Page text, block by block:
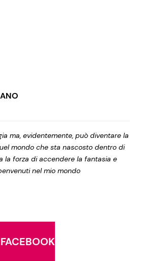
ma, evidentemente, può diventare la
mondo che sta nascosto dentro di
la forza di accendere la fantasia e
nel mio mondo